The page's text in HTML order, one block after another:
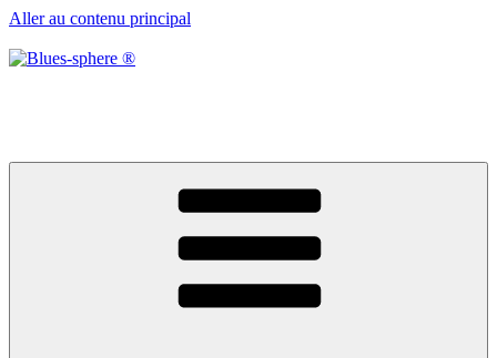
Aller au contenu principal